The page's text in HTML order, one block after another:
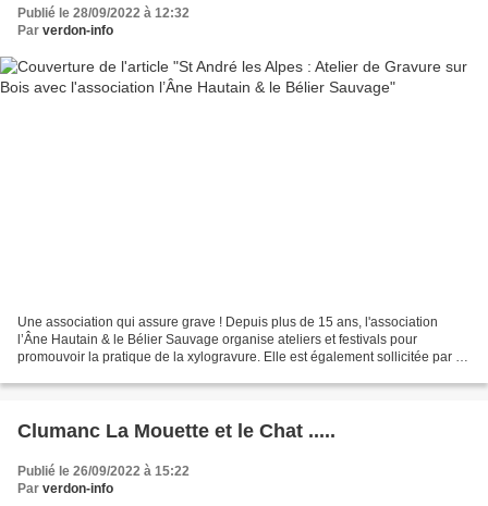
Publié le 28/09/2022 à 12:32
Par verdon-info
Une association qui assure grave ! Depuis plus de 15 ans, l'association
l’Âne Hautain & le Bélier Sauvage organise ateliers et festivals pour
promouvoir la pratique de la xylogravure. Elle est également sollicitée par de
Clumanc La Mouette et le Chat .....
Publié le 26/09/2022 à 15:22
Par verdon-info